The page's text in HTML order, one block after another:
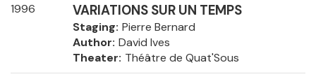
1996 VARIATIONS SUR UN TEMPS
Staging Pierre Bernard
Author David Ives
Theater Théâtre de Quat'Sous